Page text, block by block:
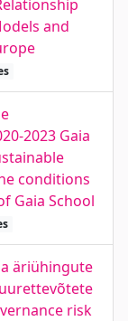
and
2023 Gaia
conditions
Gaia School
äriühingute
risk